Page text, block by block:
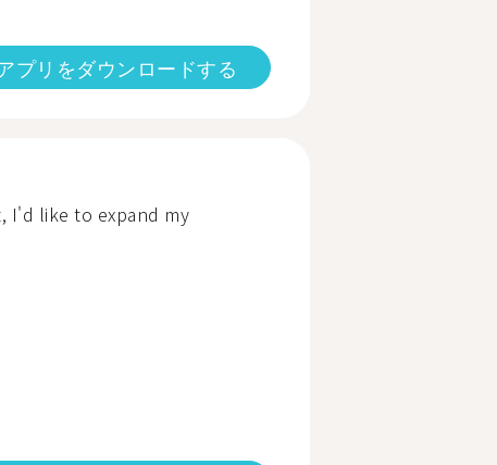
プリをダウンロードする
I'd like to expand my